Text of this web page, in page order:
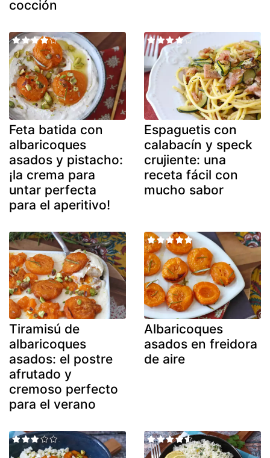
cocción
Feta batida con
albaricoques
asados y pistacho:
¡la crema para
untar perfecta
para el aperitivo!
Espaguetis con
calabacín y speck
crujiente: una
receta fácil con
mucho sabor
Tiramisú de
albaricoques
asados: el postre
afrutado y
cremoso perfecto
para el verano
Albaricoques
asados en freidora
de aire